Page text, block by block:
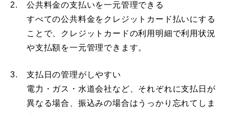
2.
公共料金の支払いを一元管理できる
すべての公共料金をクレジットカード払いにする
ことで、クレジットカードの利用明細で利用状況
や支払額を一元管理できます。
3.
支払日の管理がしやすい
電力・ガス・水道会社など、それぞれに支払日が
異なる場合、振込みの場合はうっかり忘れてしま